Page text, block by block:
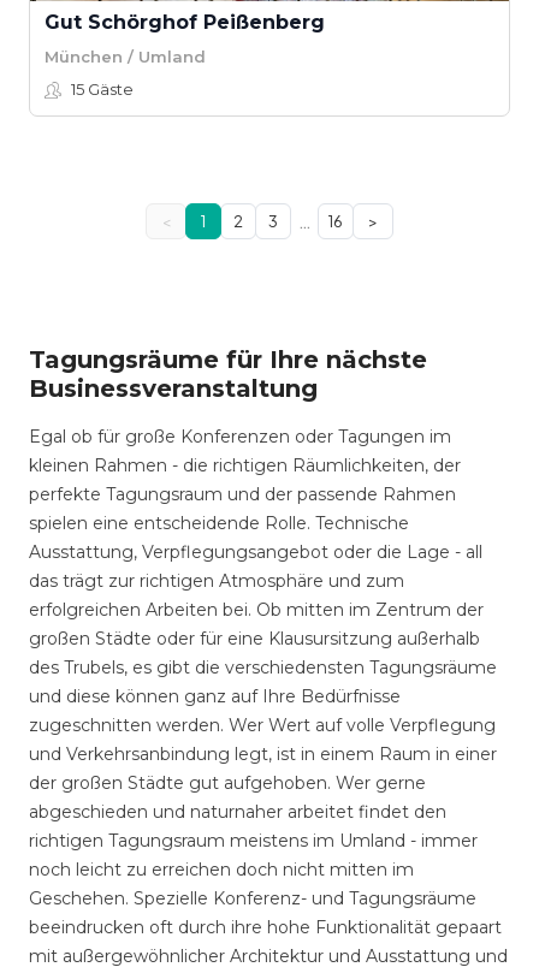
Gut Schörghof Peißenberg
München / Umland
15 Gäste
< 1 2 3 … 16 >
Tagungsräume für Ihre nächste
Businessveranstaltung
Egal ob für große Konferenzen oder Tagungen im
kleinen Rahmen - die richtigen Räumlichkeiten, der
perfekte Tagungsraum und der passende Rahmen
spielen eine entscheidende Rolle. Technische
Ausstattung, Verpflegungsangebot oder die Lage - all
das trägt zur richtigen Atmosphäre und zum
erfolgreichen Arbeiten bei. Ob mitten im Zentrum der
großen Städte oder für eine Klausursitzung außerhalb
des Trubels, es gibt die verschiedensten Tagungsräume
und diese können ganz auf Ihre Bedürfnisse
zugeschnitten werden. Wer Wert auf volle Verpflegung
und Verkehrsanbindung legt, ist in einem Raum in einer
der großen Städte gut aufgehoben. Wer gerne
abgeschieden und naturnaher arbeitet findet den
richtigen Tagungsraum meistens im Umland - immer
noch leicht zu erreichen doch nicht mitten im
Geschehen. Spezielle Konferenz- und Tagungsräume
beeindrucken oft durch ihre hohe Funktionalität gepaart
mit außergewöhnlicher Architektur und Ausstattung und